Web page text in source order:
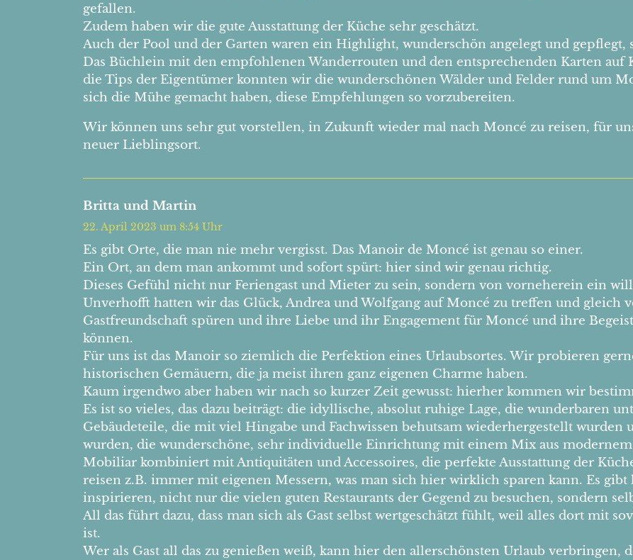
gefallen.
Zudem haben wir die gute Ausstattung der Küche sehr geschätzt.
Auch der Pool und der Garten waren ein Highlight, wunderschön angelegt und
Das Büchlein mit den empfohlenen Wanderrouten und den entsprechenden Karten auf
die Tips der Eigentümer konnten wir die wunderschönen Wälder und Felder rund um
sich die Mühe gemacht haben, diese Empfehlungen so vorzubereiten.
Wir können uns sehr gut vorstellen, in Zukunft wieder mal nach Moncé zu reisen, für
neuer Lieblingsort.
Britta und Martin
22. April 2023 um 8:54 Uhr
Es gibt Orte, die man nie mehr vergisst. Das Manoir de Moncé ist genau so einer.
Ein Ort, an dem man ankommt und sofort spürt: hier sind wir genau richtig.
Dieses Gefühl nicht nur Feriengast und Mieter zu sein, sondern von vorneherein ein
Unverhofft hatten wir das Glück, Andrea und Wolfgang auf Moncé zu treffen und gleich
Gastfreundschaft spüren und ihre Liebe und ihr Engagement für Moncé und ihre
können.
Für uns ist das Manoir so ziemlich die Perfektion eines Urlaubsortes. Wir probieren
historischen Gemäuern, die ja meist ihren ganz eigenen Charme haben.
Kaum irgendwo aber haben wir nach so kurzer Zeit gewusst: hierher kommen wir
Es ist so vieles, das dazu beiträgt: die idyllische, absolut ruhige Lage, die wunderbaren
Gebäudeteile, die mit viel Hingabe und Fachwissen behutsam wiederhergestellt wurden
wurden, die wunderschöne, sehr individuelle Einrichtung mit einem Mix aus
Mobiliar kombiniert mit Antiquitäten und Accessoires, die perfekte Ausstattung der
reisen z.B. immer mit eigenen Messern, was man sich hier wirklich sparen kann. Es
inspirieren, nicht nur die vielen guten Restaurants der Gegend zu besuchen, sondern
All das führt dazu, dass man sich als Gast selbst wertgeschätzt fühlt, weil alles dort mit
ist.
Wer als Gast all das zu genießen weiß, kann hier den allerschönsten Urlaub verbringen,